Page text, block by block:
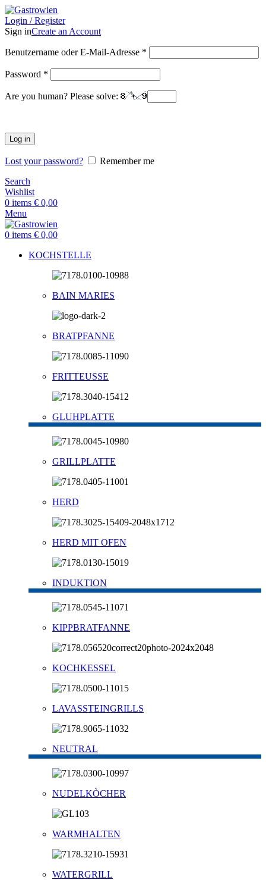
Login / Register
Sign inCreate an Account
Benutzername oder E-Mail-Adresse *
Password *
Are you human? Please solve:
Log in
Lost your password?
Remember me
Search
Wishlist
0 items € 0,00
Menu
0 items € 0,00
KOCHSTELLE
BAIN MARIES
BRATPFANNE
FRITTEUSSE
GLUHPLATTE
GRILLPLATTE
HERD
HERD MIT OFEN
INDUKTION
KIPPBRATFANNE
KOCHKESSEL
LAVASSTEINGRILLS
NEUTRAL
NUDELKÒCHER
WARMHALTEN
WATERGRILL